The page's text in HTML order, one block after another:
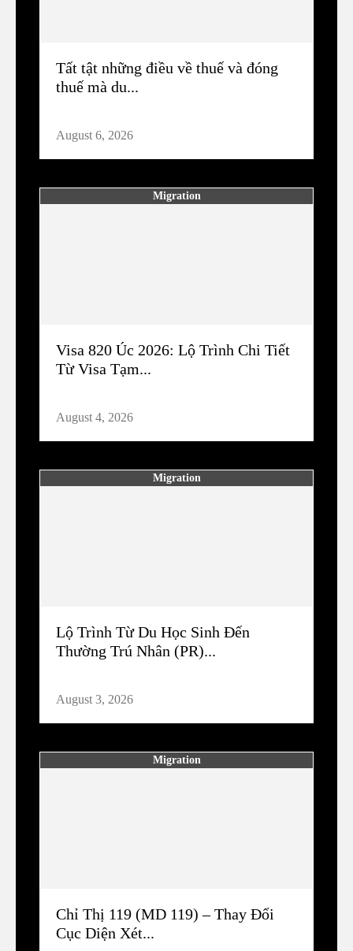
Tất tật những điều về thuế và đóng
thuế mà du...
August 6, 2026
Migration
Visa 820 Úc 2026: Lộ Trình Chi Tiết
Từ Visa Tạm...
August 4, 2026
Migration
Lộ Trình Từ Du Học Sinh Đến
Thường Trú Nhân (PR)...
August 3, 2026
Migration
Chỉ Thị 119 (MD 119) – Thay Đổi
Cục Diện Xét...